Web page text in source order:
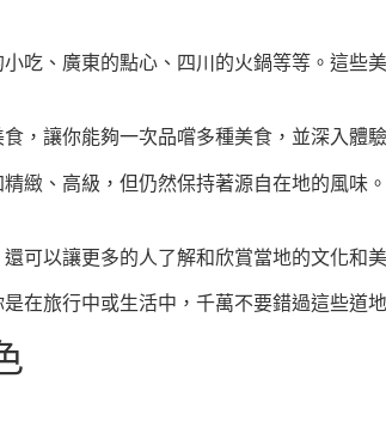
吃、廣東的點心、四川的火鍋等等。這些
，讓你能夠一次品嚐多種美食，並深入體
緻、高級，但仍然保持著源自在地的風味
可以讓更多的人了解和欣賞當地的文化和美
在旅行中或生活中，千萬不要錯過這些道